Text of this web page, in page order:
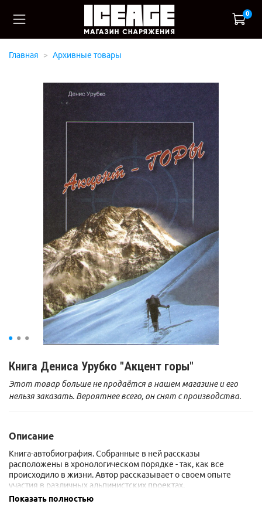
0
Главная Архивные товары
Книга Дениса Урубко "Акцент горы"
Этот товар больше не продаётся в нашем магазине и его
нельзя заказать. Вероятнее всего, он снят с производства.
Описание
Книга-автобиография. Собранные в ней рассказы
расположены в хронологическом порядке - так, как все
происходило в жизни. Автор рассказывает о своем опыте
участия в различных альпинистских проектах.
Издание выполнено в виде сборника статей, очерков, и
Показать полностью